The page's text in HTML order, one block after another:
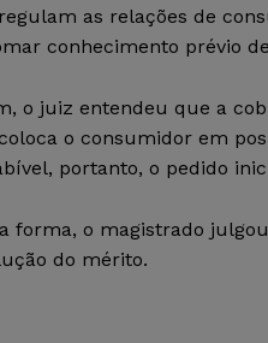
as relações de
conhecimento prévio
o juiz entendeu que a
o consumidor em
portanto, o pedido
forma, o magistrado
do mérito.